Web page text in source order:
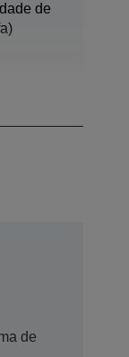
de
de